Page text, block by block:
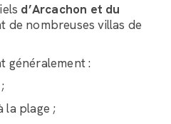
d’Arcachon et du
de nombreuses villas de
généralement :
la plage ;